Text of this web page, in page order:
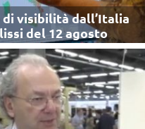
di visibilità dall’Italia
del 12 agosto